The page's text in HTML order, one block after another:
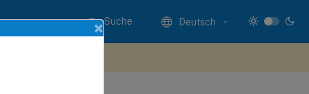
Suche Deutsch
×